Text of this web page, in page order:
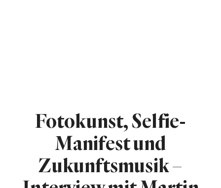
Fotokunst, Selfie-
Manifest und
Zukunftsmusik –